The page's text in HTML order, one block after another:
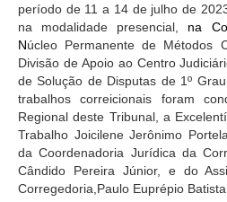
Portal Conciliação
Inscrição para mediação e
grau
Perguntas Frequentes
Eventos
Portal Execução
Portal Proad
período de 11 a 14 de julho de
na modalidade presencial, na
Núcleo Permanente de Métodos
Divisão de Apoio ao Centro
de Solução de Disputas de 1º
trabalhos correicionais foram
Regional deste Tribunal, a
Trabalho Joicilene Jerônimo
da Coordenadoria Jurídica da
Cândido Pereira Júnior, e do
Corregedoria,Paulo Euprépio Batista